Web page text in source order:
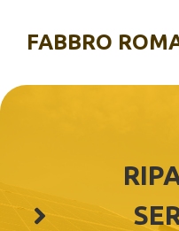
contenuto
FABBRO